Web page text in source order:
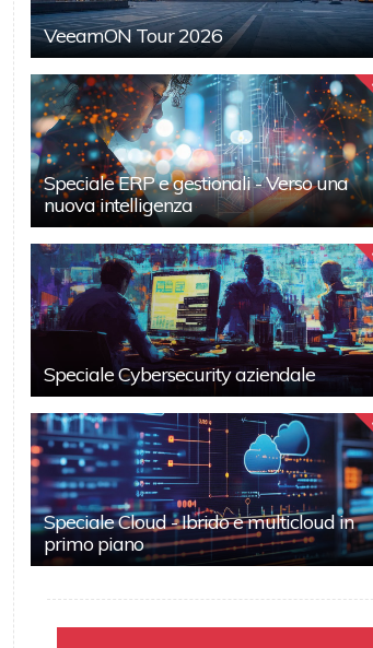
VeeamON Tour 2026
Speciale ERP e gestionali - Verso una
nuova intelligenza
Speciale Cybersecurity aziendale
Speciale Cloud - Ibrido e multicloud in
primo piano